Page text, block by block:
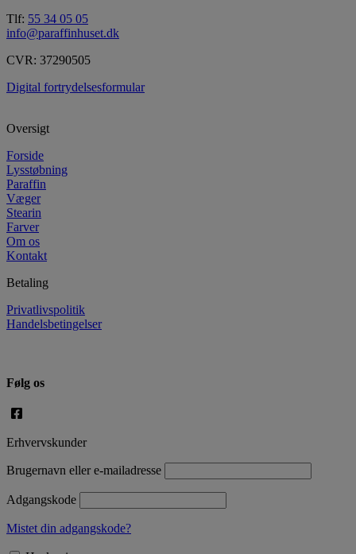
Tlf: 55 34 05 05
info@paraffinhuset.dk
CVR: 37290505
Digital fortrydelsesformular
Oversigt
Forside
Lysstøbning
Paraffin
Væger
Stearin
Farver
Om os
Kontakt
Betaling
Privatlivspolitik
Handelsbetingelser
Følg os
Erhvervskunder
Brugernavn eller e-mailadresse
Adgangskode
Mistet din adgangskode?